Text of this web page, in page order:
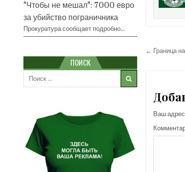
← Граница
Ваш
"Чтобы не мешал": 7000 евро
за убийство пограничника
Прокуратура сообщает подробно…
ПОИСК